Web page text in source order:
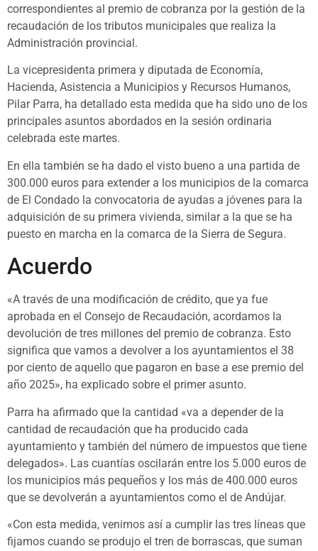
correspondientes al premio de cobranza por la gestión de la
recaudación de los tributos municipales que realiza la
Administración provincial.
La vicepresidenta primera y diputada de Economía,
Hacienda, Asistencia a Municipios y Recursos Humanos,
Pilar Parra, ha detallado esta medida que ha sido uno de los
principales asuntos abordados en la sesión ordinaria
celebrada este martes.
En ella también se ha dado el visto bueno a una partida de
300.000 euros para extender a los municipios de la comarca
de El Condado la convocatoria de ayudas a jóvenes para la
adquisición de su primera vivienda, similar a la que se ha
puesto en marcha en la comarca de la Sierra de Segura.
Acuerdo
«A través de una modificación de crédito, que ya fue
aprobada en el Consejo de Recaudación, acordamos la
devolución de tres millones del premio de cobranza. Esto
significa que vamos a devolver a los ayuntamientos el 38
por ciento de aquello que pagaron en base a ese premio del
año 2025», ha explicado sobre el primer asunto.
Parra ha afirmado que la cantidad «va a depender de la
cantidad de recaudación que ha producido cada
ayuntamiento y también del número de impuestos que tiene
delegados». Las cuantías oscilarán entre los 5.000 euros de
los municipios más pequeños y los más de 400.000 euros
que se devolverán a ayuntamientos como el de Andújar.
«Con esta medida, venimos así a cumplir las tres líneas que
fijamos cuando se produjo el tren de borrascas, que suman